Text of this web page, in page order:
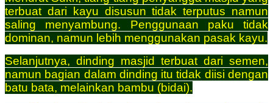
terbuat dari kayu disusun tidak terputus namun
saling menyambung. Penggunaan paku tidak
dominan, namun lebih menggunakan pasak kayu.
Selanjutnya, dinding masjid terbuat dari semen,
namun bagian dalam dinding itu tidak diisi dengan
batu bata, melainkan bambu (bidai).